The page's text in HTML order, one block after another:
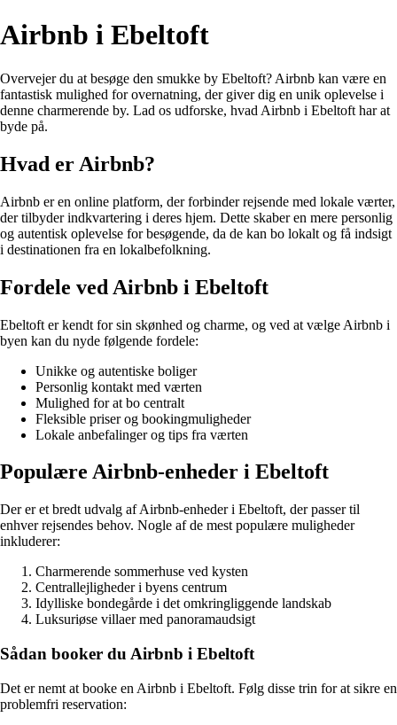
Airbnb i Ebeltoft
Overvejer du at besøge den smukke by Ebeltoft? Airbnb kan være en
fantastisk mulighed for overnatning, der giver dig en unik oplevelse i
denne charmerende by. Lad os udforske, hvad Airbnb i Ebeltoft har at
byde på.
Hvad er Airbnb?
Airbnb er en online platform, der forbinder rejsende med lokale værter,
der tilbyder indkvartering i deres hjem. Dette skaber en mere personlig
og autentisk oplevelse for besøgende, da de kan bo lokalt og få indsigt
i destinationen fra en lokalbefolkning.
Fordele ved Airbnb i Ebeltoft
Ebeltoft er kendt for sin skønhed og charme, og ved at vælge Airbnb i
byen kan du nyde følgende fordele:
Unikke og autentiske boliger
Personlig kontakt med værten
Mulighed for at bo centralt
Fleksible priser og bookingmuligheder
Lokale anbefalinger og tips fra værten
Populære Airbnb-enheder i Ebeltoft
Der er et bredt udvalg af Airbnb-enheder i Ebeltoft, der passer til
enhver rejsendes behov. Nogle af de mest populære muligheder
inkluderer:
Charmerende sommerhuse ved kysten
Centrallejligheder i byens centrum
Idylliske bondegårde i det omkringliggende landskab
Luksuriøse villaer med panoramaudsigt
Sådan booker du Airbnb i Ebeltoft
Det er nemt at booke en Airbnb i Ebeltoft. Følg disse trin for at sikre en
problemfri reservation: